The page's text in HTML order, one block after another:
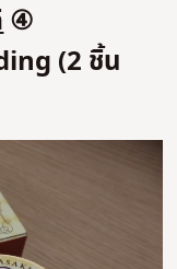
④
(2 ชิ้น